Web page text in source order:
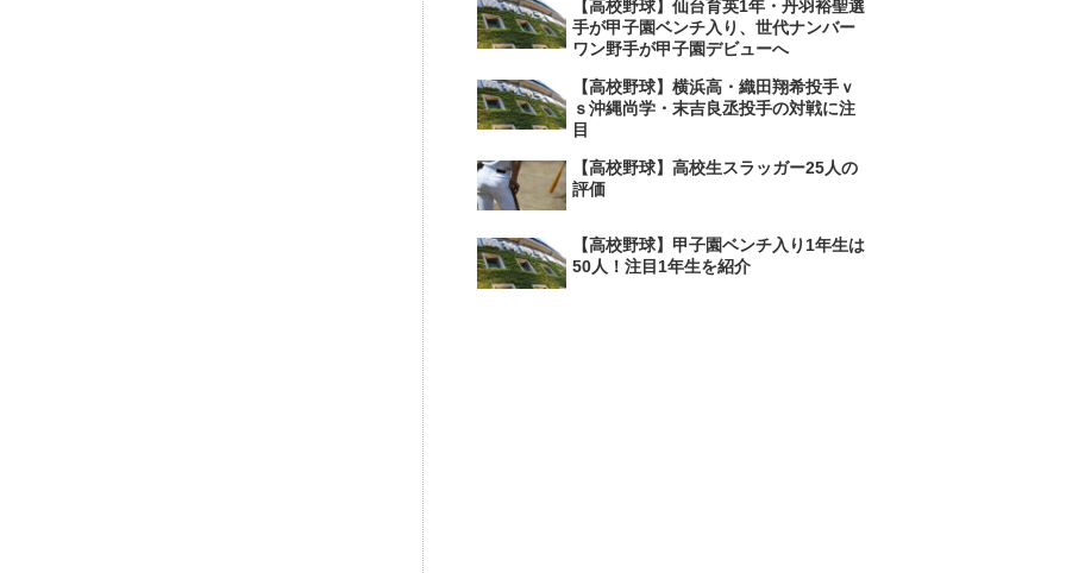
【高校野球】仙台育英1年・丹羽裕聖選
手が甲子園ベンチ入り、世代ナンバー
ワン野手が甲子園デビューへ
【高校野球】横浜高・織田翔希投手ｖ
ｓ沖縄尚学・末吉良丞投手の対戦に注
目
【高校野球】高校生スラッガー25人の
評価
【高校野球】甲子園ベンチ入り1年生は
50人！注目1年生を紹介